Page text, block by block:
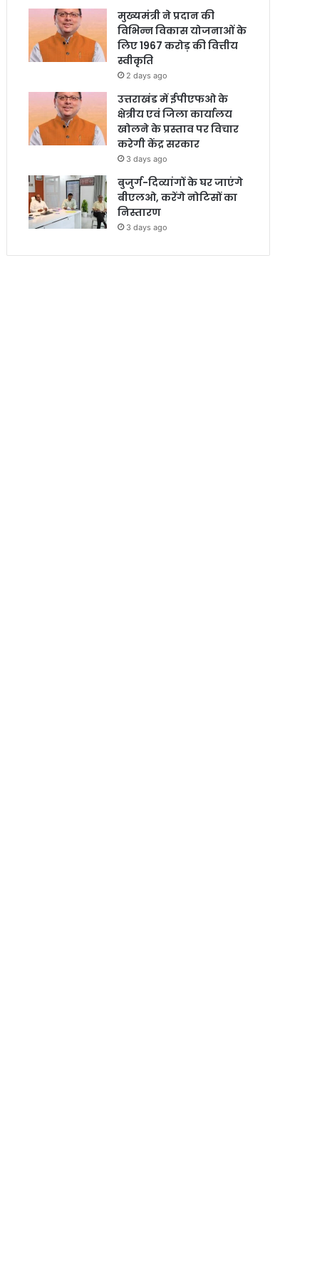
मुख्यमंत्री ने प्रदान की
विभिन्न विकास योजनाओं के
लिए 1967 करोड़ की वित्तीय
स्वीकृति
2 days ago
उत्तराखंड में ईपीएफओ के
क्षेत्रीय एवं जिला कार्यालय
खोलने के प्रस्ताव पर विचार
करेगी केंद्र सरकार
3 days ago
बुजुर्ग-दिव्यांगों के घर जाएंगे
बीएलओ, करेंगे नोटिसों का
निस्तारण
3 days ago